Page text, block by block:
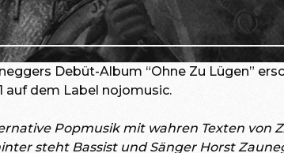
Debüt-Album “Ohne Zu Lügen”
auf dem Label nojomusic.
Popmusik mit wahren Texten von
steht Bassist und Sänger Horst